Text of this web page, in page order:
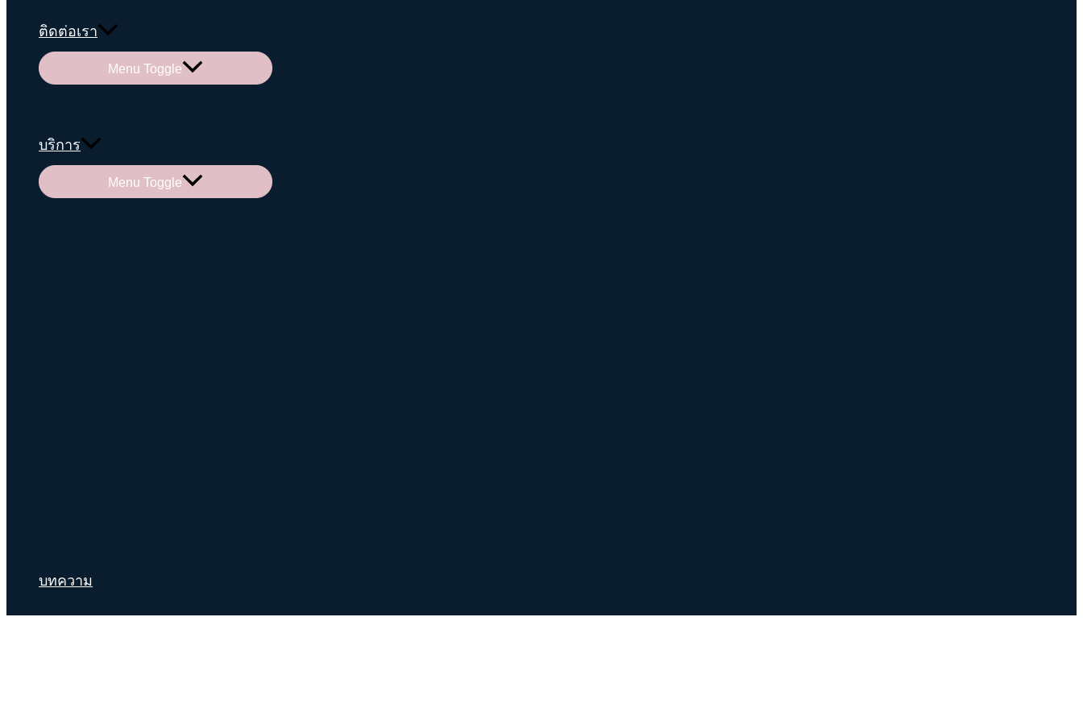
ติดต่อเรา
Menu Toggle
บริการ
Menu Toggle
บทความ